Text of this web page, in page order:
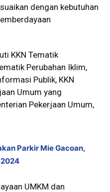
dengan kebutuhan
KKN Tematik
Perubahan Iklim,
Publik, KKN
Umum yang
Pekerjaan Umum,
Parkir Mie Gacoan,
UMKM dan